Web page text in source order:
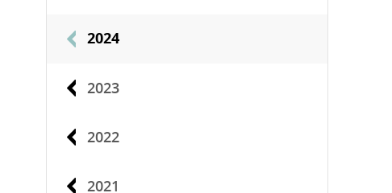
2024
2023
2022
2021